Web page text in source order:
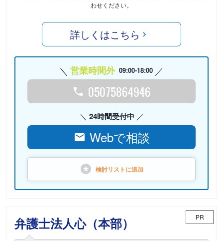
わせください。
詳しくはこちら
営業時間外 09:00-18:00
05075864946
24時間受付中
Webで相談
検討リストに追加
弁護士法人心（本部） PR